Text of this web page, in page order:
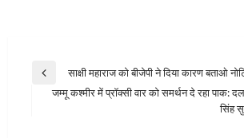
Post
navigation
Previous
Post
साक्षी महाराज को बीजेपी ने दिया कारण बताओ
जम्मू कश्मीर में प्रॉक्सी वार को समर्थन दे रहा पाक:
सिंह